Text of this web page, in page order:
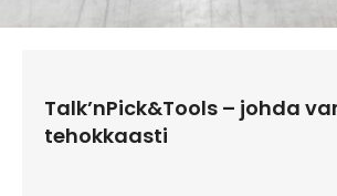
Talk’nPick&Tools – johda
tehokkaasti